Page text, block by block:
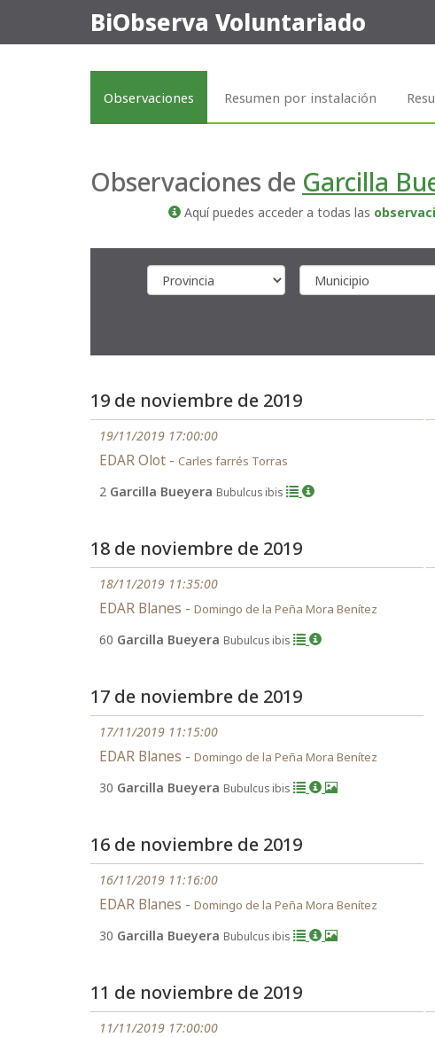
BiObserva Voluntariado
Observaciones Resumen por instalación
Observaciones de Garcilla
Aquí puedes acceder a todas las
19 de noviembre de 2019
19/11/2019 17:00:00
EDAR Olot - Carles farrés Torras
2 Garcilla Bueyera Bubulcus ibis
18 de noviembre de 2019
18/11/2019 11:35:00
EDAR Blanes - Domingo de la Peña Mora Benítez
60 Garcilla Bueyera Bubulcus ibis
17 de noviembre de 2019
17/11/2019 11:15:00
EDAR Blanes - Domingo de la Peña Mora Benítez
30 Garcilla Bueyera Bubulcus ibis
16 de noviembre de 2019
16/11/2019 11:16:00
EDAR Blanes - Domingo de la Peña Mora Benítez
30 Garcilla Bueyera Bubulcus ibis
11 de noviembre de 2019
11/11/2019 17:00:00